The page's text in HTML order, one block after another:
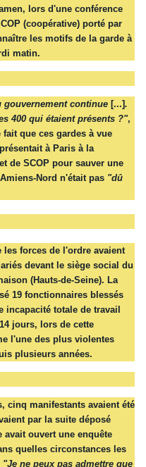
lors d'une conférence
(coopérative) porté par
les motifs de la garde à
matin.
continue [...].
400 qui étaient présents ?",
que ces gardes à vue
à Paris à la
de SCOP pour sauver une
Nord n'était pas "dû
les forces de l'ordre avaient
devant le siège social du
(Hauts-de-Seine). La
19 fonctionnaires blessés
incapacité totale de travail
jours, lors de cette
l'une des plus violentes
plusieurs années.
cinq manifestants avaient été
par la suite déposé
avait ouvert une enquête
quelles circonstances les
"Je ne peux pas admettre que